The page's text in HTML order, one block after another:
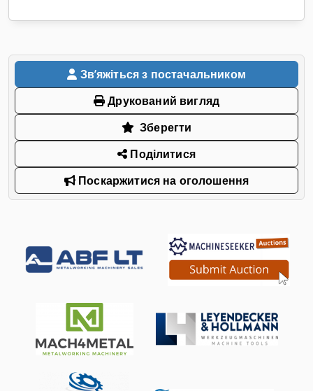
Звʼяжіться з постачальником
Друкований вигляд
Зберегти
Поділитися
Поскаржитися на оголошення